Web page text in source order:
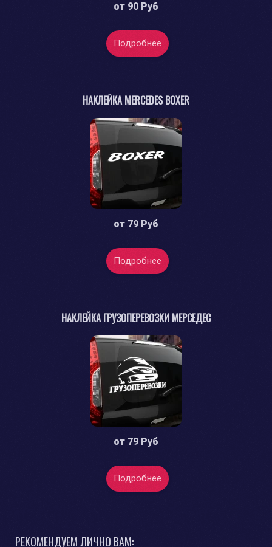
от 90 Руб
Подробнее
НАКЛЕЙКА MERCEDES BOXER
от 79 Руб
Подробнее
НАКЛЕЙКА ГРУЗОПЕРЕВОЗКИ МЕРСЕДЕС
от 79 Руб
Подробнее
РЕКОМЕНДУЕМ ЛИЧНО ВАМ: